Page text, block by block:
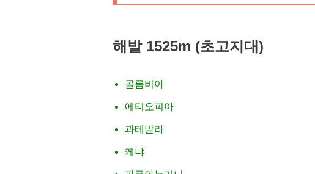
해발 1525m (초고지대)
콜롬비아
에티오피아
과테말라
케냐